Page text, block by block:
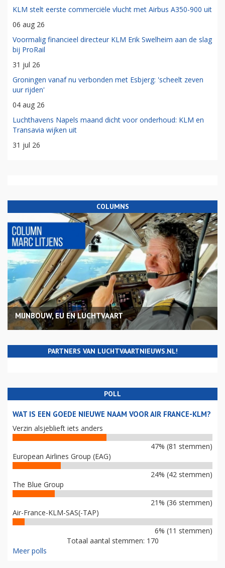
KLM stelt eerste commerciële vlucht met Airbus A350-900 uit
06 aug 26
Voormalig financieel directeur KLM Erik Swelheim aan de slag
bij ProRail
31 jul 26
Groningen vanaf nu verbonden met Esbjerg: 'scheelt zeven
uur rijden'
04 aug 26
Luchthavens Napels maand dicht voor onderhoud: KLM en
Transavia wijken uit
31 jul 26
COLUMNS
MIJNBOUW, EU EN LUCHTVAART
PARTNERS VAN LUCHTVAARTNIEUWS.NL!
POLL
WAT IS EEN GOEDE NIEUWE NAAM VOOR AIR FRANCE-KLM?
Verzin alsjeblieft iets anders
47% (81 stemmen)
European Airlines Group (EAG)
24% (42 stemmen)
The Blue Group
21% (36 stemmen)
Air-France-KLM-SAS(-TAP)
6% (11 stemmen)
Totaal aantal stemmen: 170
Meer polls